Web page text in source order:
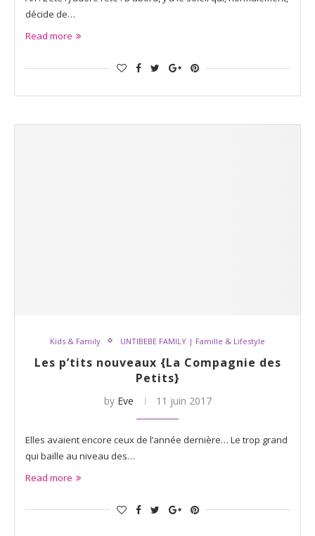
décide de…
Read more
Kids & Family UNTIBEBE FAMILY | Famille & Lifestyle
Les p’tits nouveaux {La Compagnie des
Petits}
by Eve 11 juin 2017
Elles avaient encore ceux de l’année dernière… Le trop grand
qui baille au niveau des…
Read more